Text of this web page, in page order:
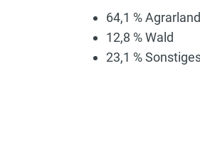
64,1 % Agrarland
12,8 % Wald
23,1 %